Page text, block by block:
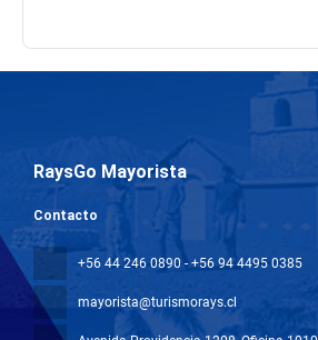
RaysGo Mayorista
Contacto
+56 44 246 0890 - +56 94 4495 0385
mayorista@turismorays.cl